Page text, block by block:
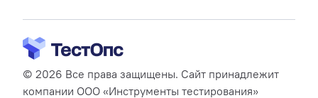
© 2026 Все права защищены. Сайт принадлежит
компании ООО «Инструменты тестирования»